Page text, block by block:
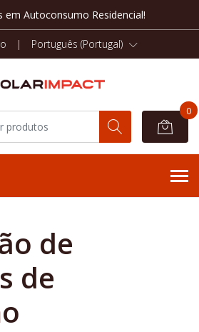
em Autoconsumo Residencial!
| Português (Portugal)
0
de
de